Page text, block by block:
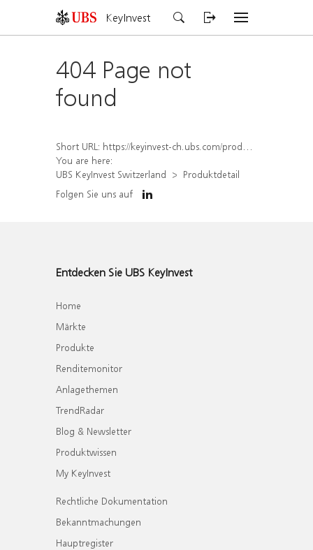
KeyInvest
404 Page not
found
Short URL: https://keyinvest-ch.ubs.com/produkt/detail/index/isin/CH1570501184
You are here:
UBS KeyInvest Switzerland
Produktdetail
Folgen Sie uns auf
Entdecken Sie UBS KeyInvest
Home
Märkte
Produkte
Renditemonitor
Anlagethemen
TrendRadar
Blog & Newsletter
Produktwissen
My KeyInvest
Rechtliche Dokumentation
Bekanntmachungen
Hauptregister